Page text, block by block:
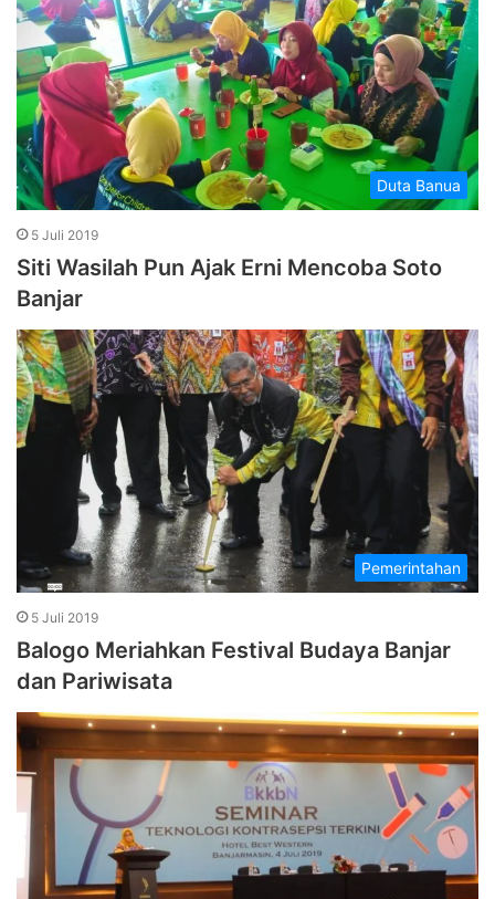
Duta Banua
5 Juli 2019
Siti Wasilah Pun Ajak Erni Mencoba Soto
Banjar
Pemerintahan
5 Juli 2019
Balogo Meriahkan Festival Budaya Banjar
dan Pariwisata